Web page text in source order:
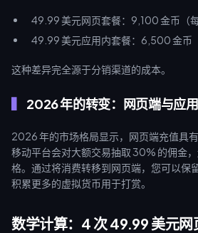
49.99 美元网页套餐：9,100 金币（每
49.99 美元应用内套餐：6,500 金币
这种差异完全源于分销渠道的成本。
2026 年的转变：网页端与应
2026 年的市场格局显示，网页端充值具
移动平台会对大额交易抽取 30% 的佣金
格。通过将消费转移到网页端，您可以保
积累更多的虚拟货币用于打赏。
数学计算：4 次 49.99 美元网